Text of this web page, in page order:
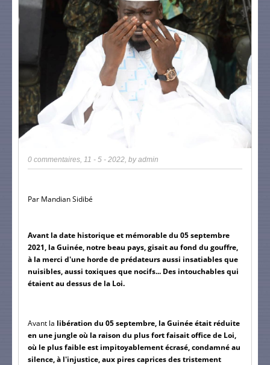
0 commentaires, 11 - 5 - 2022, byadmin
Par Mandian Sidibé
Avant la date historique et mémorable du 05 septembre
2021, la Guinée, notre beau pays, gisait au fond du gouffre,
à la merci d'une horde de prédateurs aussi insatiables que
nuisibles, aussi toxiques que nocifs... Des intouchables qui
étaient au dessus de la Loi.
Avant la libération du 05 septembre, la Guinée était réduite
en une jungle où la raison du plus fort faisait office de Loi,
où le plus faible est impitoyablement écrasé, condamné au
silence, à l'injustice, aux pires caprices des tristement